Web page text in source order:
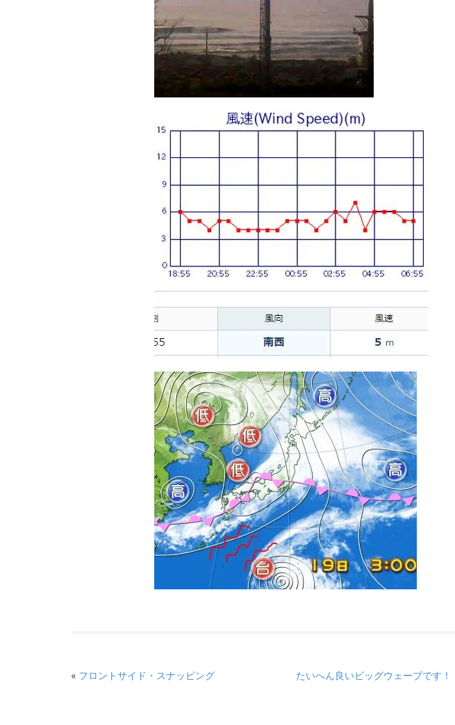
« フロントサイド・スナッピング たいへん良いビッグウェーブです！